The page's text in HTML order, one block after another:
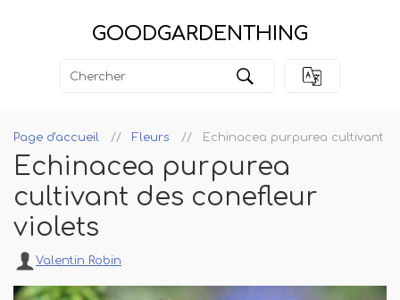
GOODGARDENTHING
Page d'accueil Fleurs Echinacea purpurea cultivant
Echinacea purpurea
cultivant des conefleur
violets
Valentin Robin